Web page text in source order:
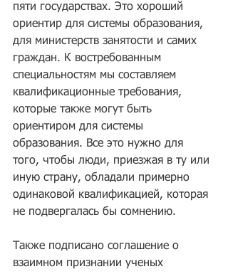
пяти государствах. Это хороший
ориентир для системы образования,
для министерств занятости и самих
граждан. К востребованным
специальностям мы составляем
квалификационные требования,
которые также могут быть
ориентиром для системы
образования. Все это нужно для
того, чтобы люди, приезжая в ту или
иную страну, обладали примерно
одинаковой квалификацией, которая
не подвергалась бы сомнению.
Также подписано соглашение о
взаимном признании ученых